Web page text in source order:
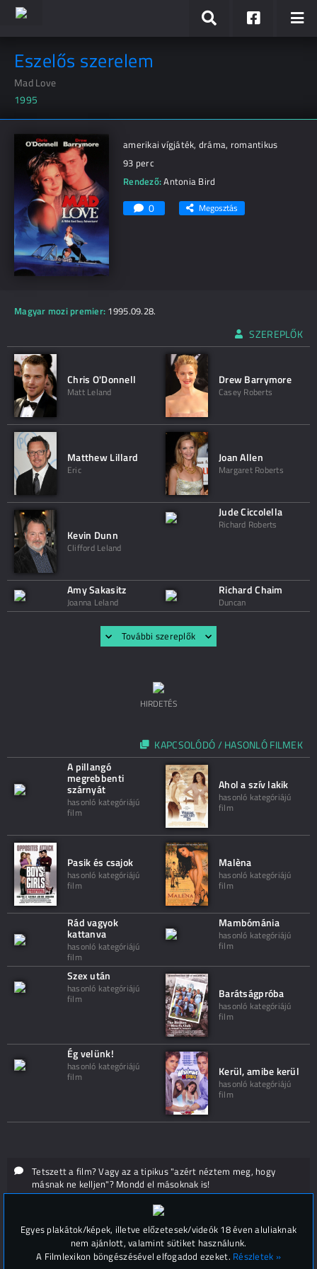
Eszelős szerelem
Mad Love
1995
amerikai vígjáték, dráma, romantikus
93 perc
Rendező:Antonia Bird
0 Megosztás
Magyar mozi premier: 1995.09.28.
SZEREPLŐK
Chris O'Donnell
Matt Leland
Drew Barrymore
Casey Roberts
Matthew Lillard
Eric
Joan Allen
Margaret Roberts
Kevin Dunn
Clifford Leland
Jude Ciccolella
Richard Roberts
Amy Sakasitz
Joanna Leland
Richard Chaim
Duncan
További szereplők
HIRDETÉS
KAPCSOLÓDÓ / HASONLÓ FILMEK
A pillangó
megrebbenti
szárnyát
hasonló kategóriájú
film
Ahol a szív lakik
hasonló kategóriájú
film
Pasik és csajok
hasonló kategóriájú
film
Malèna
hasonló kategóriájú
film
Rád vagyok
kattanva
hasonló kategóriájú
film
Mambómánia
hasonló kategóriájú
film
Szex után
hasonló kategóriájú
film Barátságpróba
hasonló kategóriájú
film
Ég velünk!
hasonló kategóriájú
film Kerül, amibe kerül
hasonló kategóriájú
film
Tetszett a film? Vagy az a tipikus "azért néztem meg, hogy
másnak ne kelljen"? Mondd el másoknak is!
Hozzászólások (
Egyes plakátok/képek, illetve előzetesek/videók 18 éven aluliaknak
nem ajánlott, valamint sütiket használunk.
A Filmlexikon böngészésével elfogadod ezeket. Részletek »